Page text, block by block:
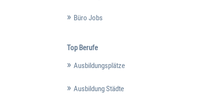
Büro Jobs
Top Berufe
Ausbildungsplätze
Ausbildung Städte